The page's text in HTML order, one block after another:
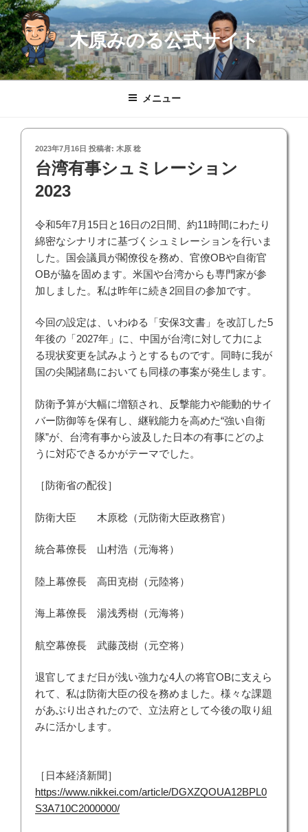
コ
ン
テ
ン
ツ
木原みのる公式サイト
メニュー
投
稿
日:
2023年7月16日 投稿者: 木原 稔
台湾有事シュミレーション
2023
令和5年7月15日と16日の2日間、約11時間にわたり
綿密なシナリオに基づくシュミレーションを行いま
した。国会議員が閣僚役を務め、官僚OBや自衛官
OBが脇を固めます。米国や台湾からも専門家が参
加しました。私は昨年に続き2回目の参加です。
今回の設定は、いわゆる「安保3文書」を改訂した5
年後の「2027年」に、中国が台湾に対して力によ
る現状変更を試みようとするものです。同時に我が
国の尖閣諸島においても同様の事案が発生します。
防衛予算が大幅に増額され、反撃能力や能動的サイ
バー防御等を保有し、継戦能力を高めた“強い自衛
隊”が、台湾有事から波及した日本の有事にどのよ
うに対応できるかがテーマでした。
［防衛省の配役］
防衛大臣 木原稔（元防衛大臣政務官）
統合幕僚長 山村浩（元海将）
陸上幕僚長 高田克樹（元陸将）
海上幕僚長 湯浅秀樹（元海将）
航空幕僚長 武藤茂樹（元空将）
退官してまだ日が浅い強力な4人の将官OBに支えら
れて、私は防衛大臣の役を務めました。様々な課題
があぶり出されたので、立法府として今後の取り組
みに活かします。
［日本経済新聞］
https://www.nikkei.com/article/DGXZQOUA12BPL0
S3A710C2000000/